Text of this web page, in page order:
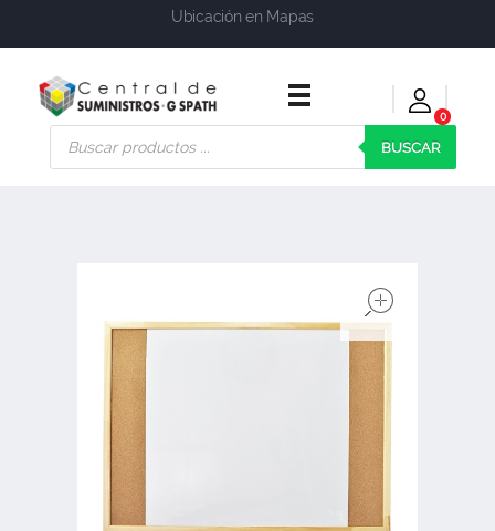
Ubicación en Mapas
Central de Suministros Gspath
Suministros y soluciones integrales para su empresa o negocio
0
BUSCAR